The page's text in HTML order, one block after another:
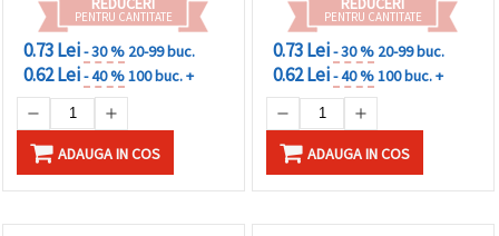
toate!" Sau
indicați
preferințele
în setări
selectând
un tip de
dat și
făcând clic
pe butonul
PENTRU CANTITATE
0.73 Lei- 30 % 20-99 buc.
0.62 Lei- 40 %100 buc. +
ADAUGA IN COS
PENTRU CANTITATE
0.73 Lei- 30 % 20-99 buc.
0.62 Lei- 40 %100 buc. +
ADAUGA IN COS